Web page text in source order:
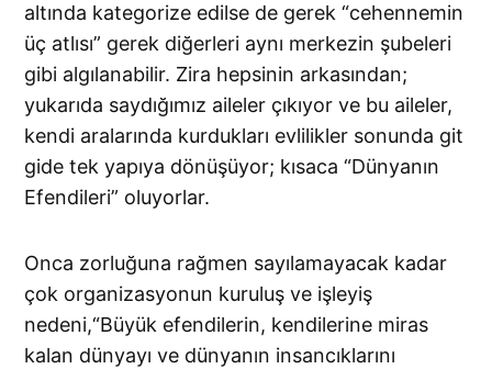
altında kategorize edilse de gerek “cehennemin
üç atlısı” gerek diğerleri aynı merkezin şubeleri
gibi algılanabilir. Zira hepsinin arkasından;
yukarıda saydığımız aileler çıkıyor ve bu aileler,
kendi aralarında kurdukları evlilikler sonunda git
gide tek yapıya dönüşüyor; kısaca “Dünyanın
Efendileri” oluyorlar.
Onca zorluğuna rağmen sayılamayacak kadar
çok organizasyonun kuruluş ve işleyiş
nedeni,“Büyük efendilerin, kendilerine miras
kalan dünyayı ve dünyanın insancıklarını